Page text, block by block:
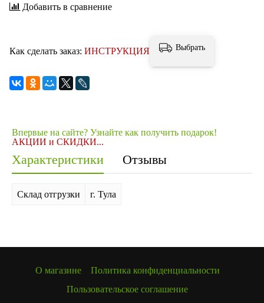
Добавить в сравнение
Как сделать заказ: ИНСТРУКЦИЯ Выбрать
Впервые на сайте? Узнайте как получить подарок!
АКЦИИ и СКИДКИ...
Характеристики Отзывы
Склад отгрузки г. Тула
О магазине
Политика конфиденциальности
Пользовательское соглашение